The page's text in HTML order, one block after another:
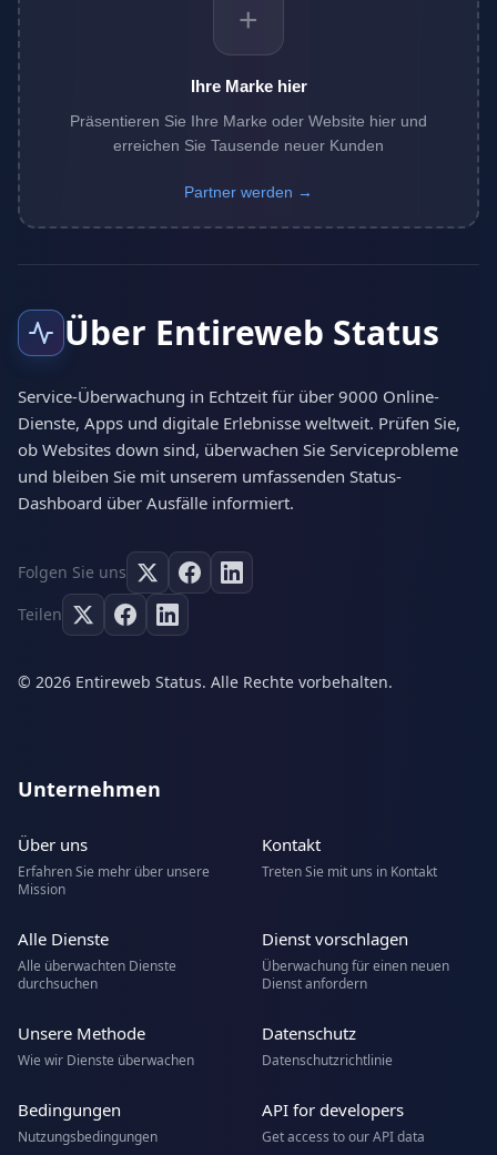
+
Ihre Marke hier
Präsentieren Sie Ihre Marke oder Website hier und
erreichen Sie Tausende neuer Kunden
Partner werden →
Über Entireweb Status
Service-Überwachung in Echtzeit für über 9000 Online-
Dienste, Apps und digitale Erlebnisse weltweit. Prüfen Sie,
ob Websites down sind, überwachen Sie Serviceprobleme
und bleiben Sie mit unserem umfassenden Status-
Dashboard über Ausfälle informiert.
Folgen Sie uns
Teilen
© 2026 Entireweb Status. Alle Rechte vorbehalten.
Unternehmen
Über uns
Erfahren Sie mehr über unsere
Mission
Kontakt
Treten Sie mit uns in Kontakt
Alle Dienste
Alle überwachten Dienste
durchsuchen
Dienst vorschlagen
Überwachung für einen neuen
Dienst anfordern
Unsere Methode
Wie wir Dienste überwachen
Datenschutz
Datenschutzrichtlinie
Bedingungen
Nutzungsbedingungen
API for developers
Get access to our API data